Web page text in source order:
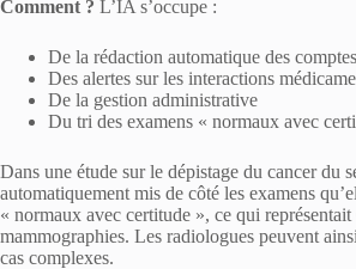
Comment ? L’IA s’occupe :
De la rédaction automatique des
Des alertes sur les interactions
De la gestion administrative
Du tri des examens « normaux avec
Dans une étude sur le dépistage du cancer du
automatiquement mis de côté les examens
« normaux avec certitude », ce qui
mammographies. Les radiologues peuvent
cas complexes.